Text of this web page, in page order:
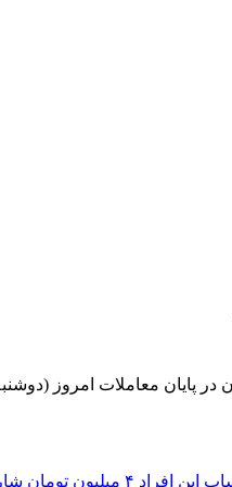
با کاهش ۱۴ هزار واحدی به تراز ۲ میلیون و ۶۲۴ هزار واحد
تومان شارژ شد